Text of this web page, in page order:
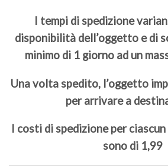
I tempi di spedizione
disponibilità dell’oggetto e di
minimo di 1 giorno ad un
Una volta spedito, l’oggetto
per arrivare a
I costi di spedizione per
sono di 1,99